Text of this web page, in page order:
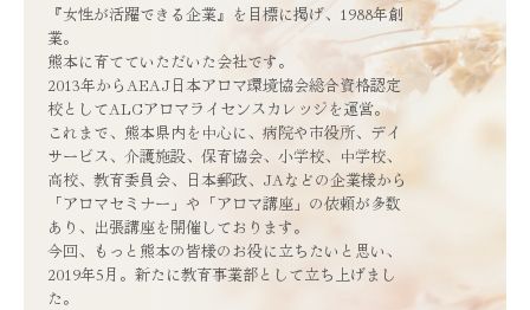
会社案内
教育事業
採用情報
『女性が活躍できる企業』を目標に掲げ、1988年創
業。
熊本に育てていただいた会社です。
2013年からAEAJ日本アロマ環境協会総合資格認定
校としてALCアロマライセンスカレッジを運営。
これまで、熊本県内を中心に、病院や市役所、デイ
サービス、介護施設、保育協会、小学校、中学校、
高校、教育委員会、日本郵政、JAなどの企業様から
「アロマセミナー」や「アロマ講座」の依頼が多数
あり、出張講座を開催しております。
今回、もっと熊本の皆様のお役に立ちたいと思い、
2019年5月。新たに教育事業部として立ち上げまし
た。